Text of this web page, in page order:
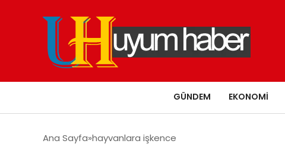
GÜNDEM EKONOMI
Ana Sayfa hayvanlara işkence